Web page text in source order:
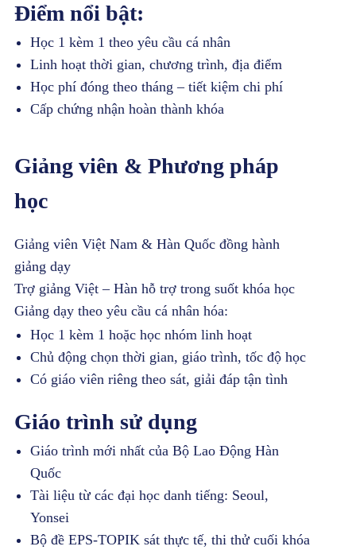
Điểm nổi bật:
Học 1 kèm 1 theo yêu cầu cá nhân
Linh hoạt thời gian, chương trình, địa điểm
Học phí đóng theo tháng – tiết kiệm chi phí
Cấp chứng nhận hoàn thành khóa
Giảng viên & Phương pháp
học
Giảng viên Việt Nam & Hàn Quốc đồng hành
giảng dạy
Trợ giảng Việt – Hàn hỗ trợ trong suốt khóa học
Giảng dạy theo yêu cầu cá nhân hóa:
Học 1 kèm 1 hoặc học nhóm linh hoạt
Chủ động chọn thời gian, giáo trình, tốc độ học
Có giáo viên riêng theo sát, giải đáp tận tình
Giáo trình sử dụng
Giáo trình mới nhất của Bộ Lao Động Hàn
Quốc
Tài liệu từ các đại học danh tiếng: Seoul,
Yonsei
Bộ đề EPS-TOPIK sát thực tế, thi thử cuối khóa